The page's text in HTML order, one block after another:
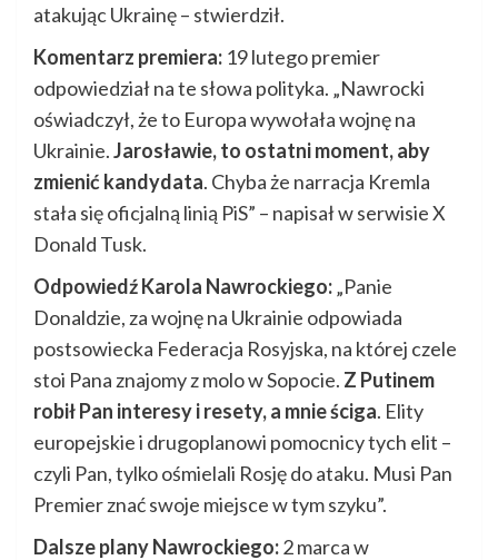
atakując Ukrainę – stwierdził.
Komentarz premiera: 19 lutego premier
odpowiedział na te słowa polityka. „Nawrocki
oświadczył, że to Europa wywołała wojnę na
Ukrainie.Jarosławie, to ostatni moment, aby
zmienić kandydata. Chyba że narracja Kremla
stała się oficjalną linią PiS” – napisał w serwisie X
Donald Tusk.
Odpowiedź Karola Nawrockiego:„Panie
Donaldzie, za wojnę na Ukrainie odpowiada
postsowiecka Federacja Rosyjska, na której czele
stoi Pana znajomy z molo w Sopocie. Z Putinem
robił Pan interesy i resety, a mnie ściga. Elity
europejskie i drugoplanowi pomocnicy tych elit –
czyli Pan, tylko ośmielali Rosję do ataku. Musi Pan
Premier znać swoje miejsce w tym szyku”.
Dalsze plany Nawrockiego:2 marca w